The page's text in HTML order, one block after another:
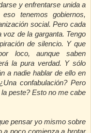
y enfrentarse unida a
tenemos gobiernos,
social. Pero cada
voz de la garganta. Tengo
de silencio. Y que
loco, aunque saben
la pura verdad. Y sólo
a nadie hablar de ello en
confabulación? Pero
peste? Esto no me cabe
pensar yo mismo sobre
a poco comienza a brotar